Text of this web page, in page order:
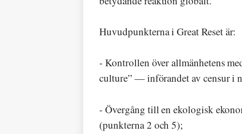
Huvudpunkterna i Great Reset är:
- Kontrollen över allmänhetens
culture” — införandet av censur i
- Övergång till en ekologisk
(punkterna 2 och 5);